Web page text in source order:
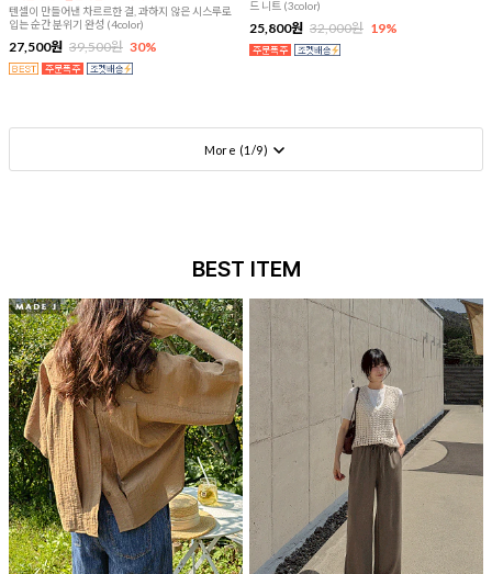
텐셀이 만들어낸 차르르한 결, 과하지 않은 시스루로
입는 순간 분위기 완성 (4color)
27,500원 39,500원 30%
드 니트 (3color)
25,800원 32,000원 19%
More (1 /9)
BEST ITEM